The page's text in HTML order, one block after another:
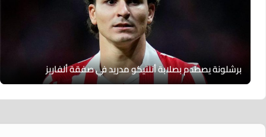
برشلونة يصطدم بصلابة أتلتيكو مدريد في صفقة ألفاريز